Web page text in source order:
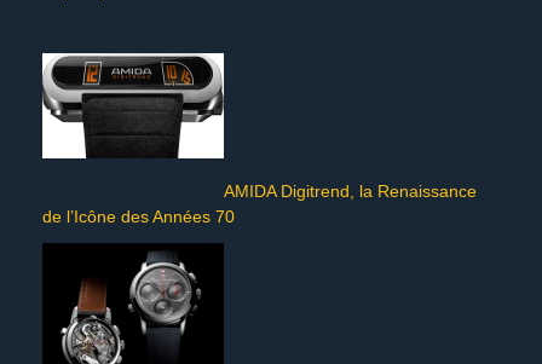
AMIDA Digitrend, la Renaissance
de l’Icône des Années 70